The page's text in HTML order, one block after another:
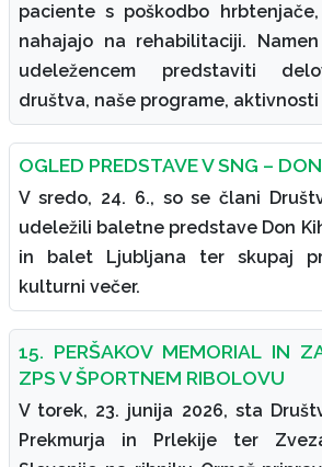
paciente s poškodbo
nahajajo na rehabilitaciji.
udeležencem predstaviti
društva, naše programe,
OGLED PREDSTAVE V SNG –
V sredo, 24. 6., so se člani
udeležili baletne predstave Don
in balet Ljubljana ter skupaj
kulturni večer.
15. PERŠAKOV MEMORIAL IN
ZPS V ŠPORTNEM RIBOLOVU
V torek, 23. junija 2026, sta
Prekmurja in Prlekije ter